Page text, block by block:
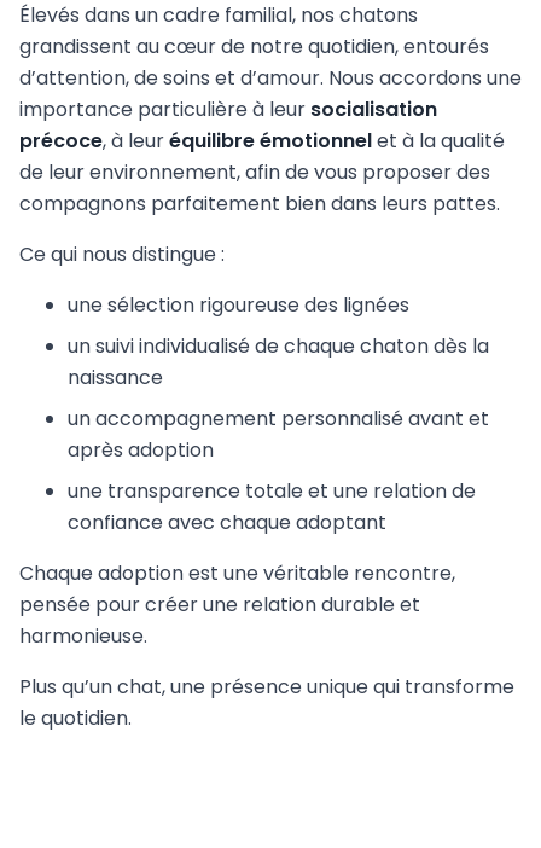
Élevés dans un cadre familial, nos chatons
grandissent au cœur de notre quotidien, entourés
d’attention, de soins et d’amour. Nous accordons une
importance particulière à leur socialisation
précoce, à leuréquilibre émotionnelet à la qualité
de leur environnement, afin de vous proposer des
compagnons parfaitement bien dans leurs pattes.
Ce qui nous distingue :
une sélection rigoureuse des lignées
un suivi individualisé de chaque chaton dès la
naissance
un accompagnement personnalisé avant et
après adoption
une transparence totale et une relation de
confiance avec chaque adoptant
Chaque adoption est une véritable rencontre,
pensée pour créer une relation durable et
harmonieuse.
Plus qu’un chat, une présence unique qui transforme
le quotidien.